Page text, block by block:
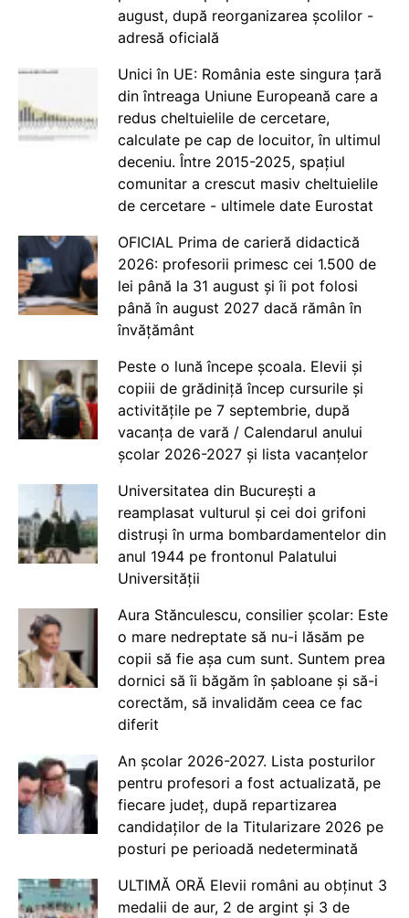
august, după reorganizarea școlilor -
adresă oficială
Unici în UE: România este singura țară
din întreaga Uniune Europeană care a
redus cheltuielile de cercetare,
calculate pe cap de locuitor, în ultimul
deceniu. Între 2015-2025, spațiul
comunitar a crescut masiv cheltuielile
de cercetare - ultimele date Eurostat
OFICIAL Prima de carieră didactică
2026: profesorii primesc cei 1.500 de
lei până la 31 august și îi pot folosi
până în august 2027 dacă rămân în
învățământ
Peste o lună începe școala. Elevii și
copiii de grădiniță încep cursurile și
activitățile pe 7 septembrie, după
vacanța de vară / Calendarul anului
școlar 2026-2027 și lista vacanțelor
Universitatea din București a
reamplasat vulturul și cei doi grifoni
distruși în urma bombardamentelor din
anul 1944 pe frontonul Palatului
Universității
Aura Stănculescu, consilier școlar: Este
o mare nedreptate să nu-i lăsăm pe
copii să fie așa cum sunt. Suntem prea
dornici să îi băgăm în șabloane și să-i
corectăm, să invalidăm ceea ce fac
diferit
An școlar 2026-2027. Lista posturilor
pentru profesori a fost actualizată, pe
fiecare județ, după repartizarea
candidaților de la Titularizare 2026 pe
posturi pe perioadă nedeterminată
ULTIMĂ ORĂ Elevii români au obținut 3
medalii de aur, 2 de argint și 3 de